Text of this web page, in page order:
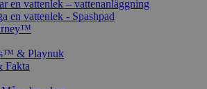
en vattenlek – vattenanläggning
en vattenlek - Spashpad
& Playnuk
Fakta